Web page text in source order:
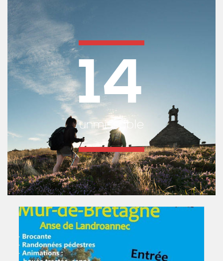
14
unmissable